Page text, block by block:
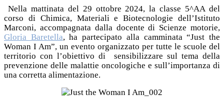
Nella mattinata del 29 ottobre 2024, la classe 5^AA del
corso di Chimica, Materiali e Biotecnologie dell’Istituto
Marconi, accompagnata dalla docente di Scienze motorie,
Gloria Baretella, ha partecipato alla camminata “Just the
Woman I Am”, un evento organizzato per tutte le scuole del
territorio con l’obiettivo di
sensibilizzare sul tema della
prevenzione delle malattie oncologiche e sull’importanza di
una corretta alimentazione.